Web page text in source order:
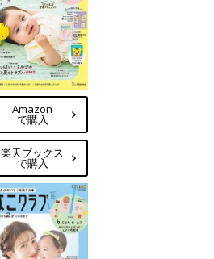
Amazon
で購入
楽天ブックス
で購入